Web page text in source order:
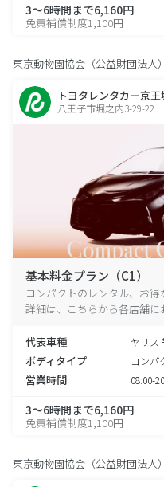
3～6時間まで6,160円
免責補償制度1,100円
東京動物園協会（公益財団法人
トヨタレンタカー京
八王子市堀之内3-29-22
基本料金プラン（C1）
コンパクトのレンタル、お
詳細は、こちらから各店舗に
代表車種 ヤリス
ボディタイプ コンパ
営業時間 08:00-
3～6時間まで6,160円
免責補償制度1,100円
東京動物園協会（公益財団法人